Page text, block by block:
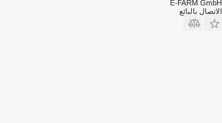
E-FARM GmbH
الاتصال بالبائع